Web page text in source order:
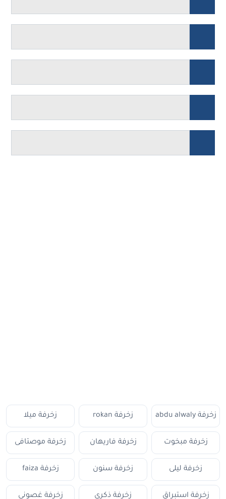
زخرفة abdu alwaly زخرفة rokan زخرفة ميلا
زخرفة مبخوت زخرفة فاريهان زخرفة موصتافى
زخرفة ليلى زخرفة سنون زخرفة faiza
زخرفة استبراق زخرفة ذكرى زخرفة غصوني